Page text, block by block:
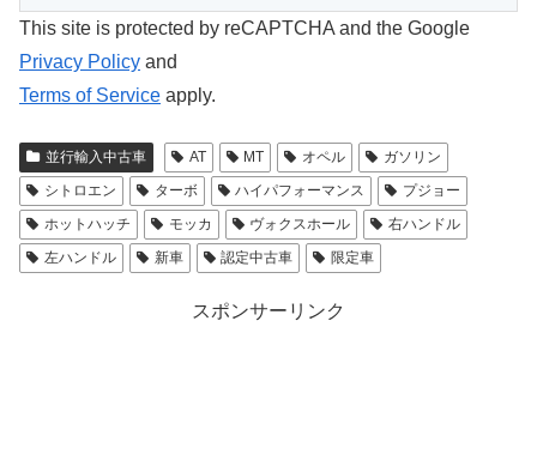
This site is protected by reCAPTCHA and the Google
Privacy Policy and
Terms of Service apply.
並行輸入中古車 AT MT オペル
ガソリン
シトロエン
ターボ ハイパフォーマンス
プジョー
ホットハッチ
モッカ ヴォクスホール
右ハンドル
左ハンドル
新車 認定中古車 限定車
スポンサーリンク